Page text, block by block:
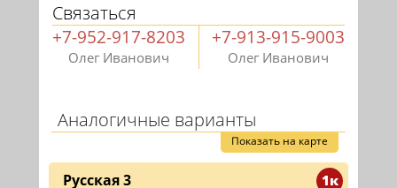
Связаться
+7-952-917-8203
Олег Иванович
+7-913-915-9003
Олег Иванович
Аналогичные варианты
Показать на карте
1к
Русская 3